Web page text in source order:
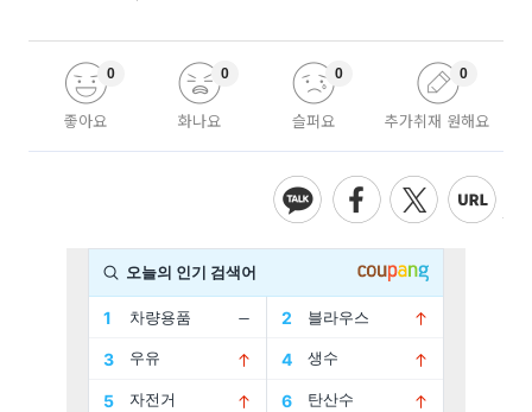
좋아요
0
화나요
0
슬퍼요
0
추가취재 원해요
0